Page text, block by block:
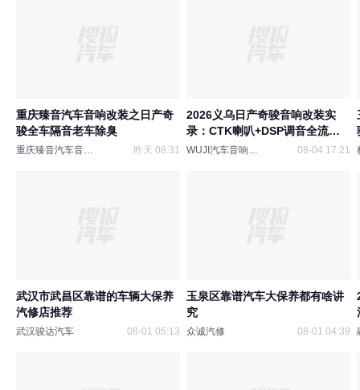
重庆臻音汽车音响改装之日产奇
骏全车隔音老车除臭
重庆臻音汽车音响改装 昨天 08:31
2026义乌日产奇骏音响改装实
录：CTK喇叭+DSP调音全流程
拆解，车主真实听感对比
WUJI汽车音响俱乐部 08-04 17:21
武汉市武昌区靠谱的车辆大保养
汽修店推荐
武汉骏达汽车 08-01 05:13
玉泉区靠谱汽车大保养都有啥讲
究
众诚汽修 08-01 04:39